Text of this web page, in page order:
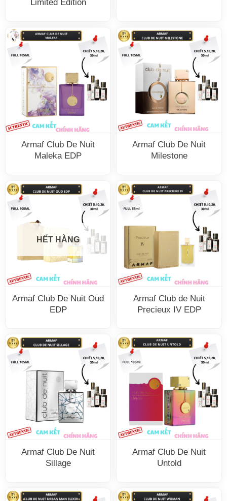
Limited Edition
Armaf Club De Nuit
Maleka EDP
Armaf Club De Nuit
Milestone
HẾT HÀNG
Armaf Club De Nuit Oud
EDP
Armaf Club de Nuit
Precieux IV EDP
Armaf Club De Nuit
Sillage
Armaf Club De Nuit
Untold